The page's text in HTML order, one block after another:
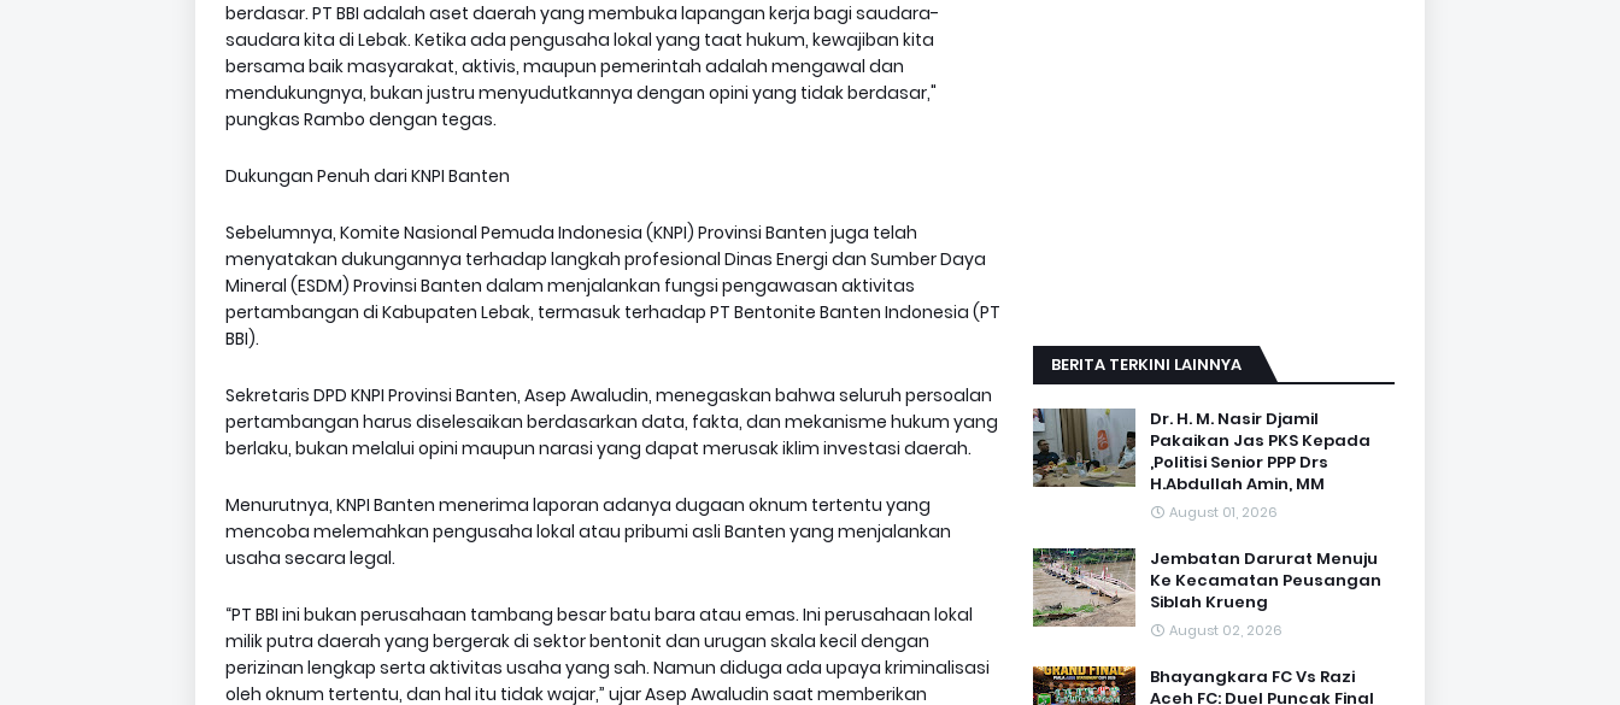
berdasar. PT BBI adalah aset daerah yang membuka lapangan kerja bagi saudara-
saudara kita di Lebak. Ketika ada pengusaha lokal yang taat hukum, kewajiban kita
bersama baik masyarakat, aktivis, maupun pemerintah adalah mengawal dan
mendukungnya, bukan justru menyudutkannya dengan opini yang tidak berdasar,"
pungkas Rambo dengan tegas.
Dukungan Penuh dari KNPI Banten
Sebelumnya, Komite Nasional Pemuda Indonesia (KNPI) Provinsi Banten juga telah
menyatakan dukungannya terhadap langkah profesional Dinas Energi dan Sumber Daya
Mineral (ESDM) Provinsi Banten dalam menjalankan fungsi pengawasan aktivitas
pertambangan di Kabupaten Lebak, termasuk terhadap PT Bentonite Banten Indonesia (PT
BBI).
Sekretaris DPD KNPI Provinsi Banten, Asep Awaludin, menegaskan bahwa seluruh persoalan
pertambangan harus diselesaikan berdasarkan data, fakta, dan mekanisme hukum yang
berlaku, bukan melalui opini maupun narasi yang dapat merusak iklim investasi daerah.
Menurutnya, KNPI Banten menerima laporan adanya dugaan oknum tertentu yang
mencoba melemahkan pengusaha lokal atau pribumi asli Banten yang menjalankan
usaha secara legal.
“PT BBI ini bukan perusahaan tambang besar batu bara atau emas. Ini perusahaan lokal
milik putra daerah yang bergerak di sektor bentonit dan urugan skala kecil dengan
perizinan lengkap serta aktivitas usaha yang sah. Namun diduga ada upaya kriminalisasi
oleh oknum tertentu, dan hal itu tidak wajar,” ujar Asep Awaludin saat memberikan
BERITA TERKINI LAINNYA
Dr. H. M. Nasir Djamil
Pakaikan Jas PKS Kepada
,Politisi Senior PPP Drs
H.Abdullah Amin, MM
August 01, 2026
Jembatan Darurat Menuju
Ke Kecamatan Peusangan
Siblah Krueng
August 02, 2026
Bhayangkara FC Vs Razi
Aceh FC: Duel Puncak Final